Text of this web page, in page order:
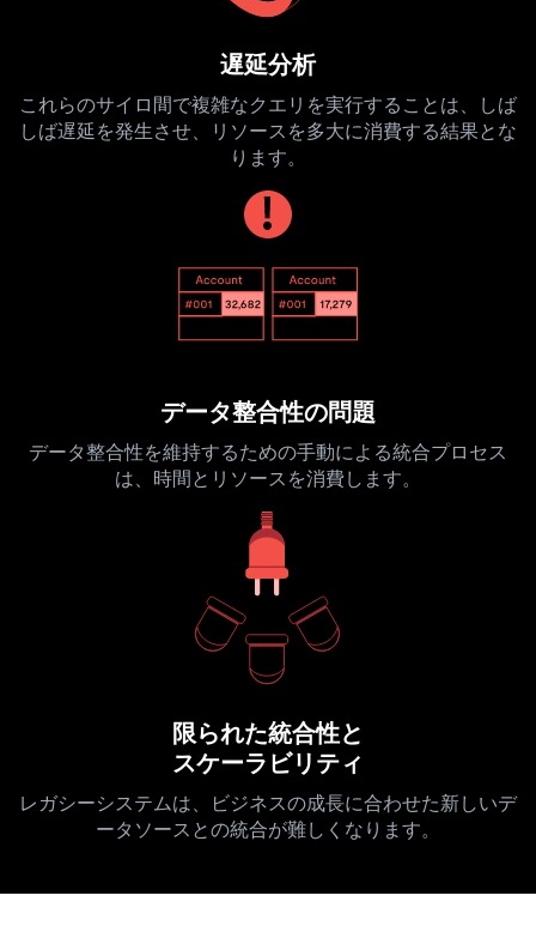
遅延分析
これらのサイロ間で複雑なクエリを実行することは、しば
しば遅延を発生させ、リソースを多大に消費する結果とな
ります。
データ整合性の問題
データ整合性を維持するための手動による統合プロセス
は、時間とリソースを消費します。
限られた統合性と
スケーラビリティ
レガシーシステムは、ビジネスの成長に合わせた新しいデ
ータソースとの統合が難しくなります。